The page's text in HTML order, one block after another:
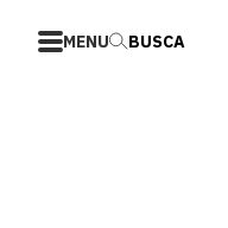
MENU BUSCA